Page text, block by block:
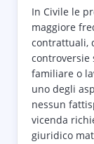
In Civile le
maggiore
contrattuali,
familiare o
uno degli
nessun
vicenda
giuridico